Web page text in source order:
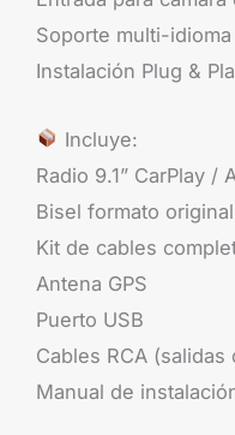
Soporte multi-idioma
Instalación Plug &
Incluye:
Radio 9.1” CarPlay /
Bisel formato original
Kit de cables
Antena GPS
Puerto USB
Cables RCA (salidas
Manual de